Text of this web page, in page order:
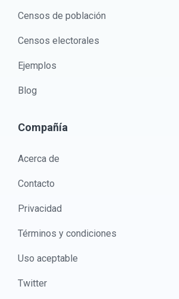
Censos de población
Censos electorales
Ejemplos
Blog
Compañía
Acerca de
Contacto
Privacidad
Términos y condiciones
Uso aceptable
Twitter